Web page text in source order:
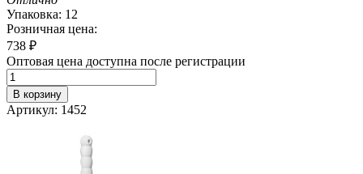
Упаковка: 12
Розничная цена:
738 ₽
Оптовая цена доступна после регистрации
В корзину
Артикул: 1452